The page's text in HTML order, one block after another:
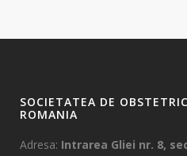
SOCIETATEA DE
ROMANIA
Adresa: Intrarea Gliei nr. 8,